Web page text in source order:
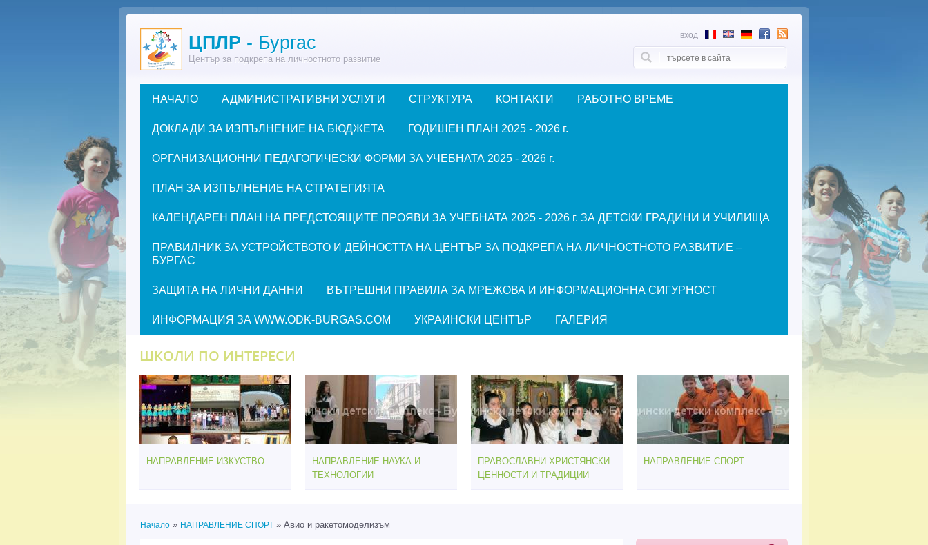
Премини към основното съдържание
ЦПЛР - Бургас
Център за подкрепа на личностното развитие
вход
Форма за търсене
Основно меню
НАЧАЛО АДМИНИСТРАТИВНИ УСЛУГИ СТРУКТУРА КОНТАКТИ РАБОТНО ВРЕМЕ
ДОКЛАДИ ЗА ИЗПЪЛНЕНИЕ НА БЮДЖЕТА ГОДИШЕН ПЛАН 2025 - 2026 г.
ОРГАНИЗАЦИОННИ ПЕДАГОГИЧЕСКИ ФОРМИ ЗА УЧЕБНАТА 2025 - 2026 г.
ПЛАН ЗА ИЗПЪЛНЕНИЕ НА СТРАТЕГИЯТА
КАЛЕНДАРЕН ПЛАН НА ПРЕДСТОЯЩИТЕ ПРОЯВИ ЗА УЧЕБНАТА 2025 - 2026 г. ЗА ДЕТСКИ ГРАДИНИ И УЧИЛИЩА
ПРАВИЛНИК ЗА УСТРОЙСТВОТО И ДЕЙНОСТТА НА ЦЕНТЪР ЗА ПОДКРЕПА НА ЛИЧНОСТНОТО РАЗВИТИЕ –
БУРГАС
ЗАЩИТА НА ЛИЧНИ ДАННИ ВЪТРЕШНИ ПРАВИЛА ЗА МРЕЖОВА И ИНФОРМАЦИОННА СИГУРНОСТ
ИНФОРМАЦИЯ ЗА WWW.ODK-BURGAS.COM УКРАИНСКИ ЦЕНТЪР ГАЛЕРИЯ
ШКОЛИ ПО ИНТЕРЕСИ
НАПРАВЛЕНИЕ ИЗКУСТВО
НАПРАВЛЕНИЕ НАУКА И
ТЕХНОЛОГИИ
ПРАВОСЛАВНИ ХРИСТЯНСКИ
ЦЕННОСТИ И ТРАДИЦИИ
НАПРАВЛЕНИЕ СПОРТ
Начало » НАПРАВЛЕНИЕ СПОРТ » Авио и ракетомоделизъм